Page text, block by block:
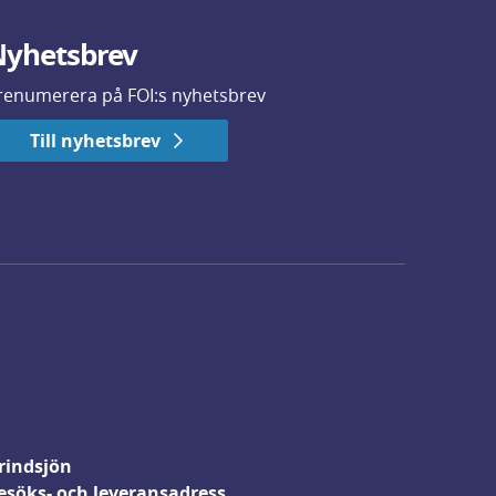
på FOI:s nyhetsbrev
Till nyhetsbrev